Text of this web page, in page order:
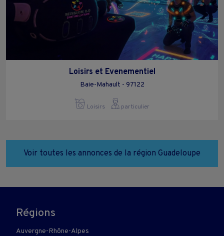
Loisirs et Evenementiel
Baie-Mahault - 97122
Loisirs particulier
Voir toutes les annonces de la région Guadeloupe
Régions
Auvergne-Rhône-Alpes